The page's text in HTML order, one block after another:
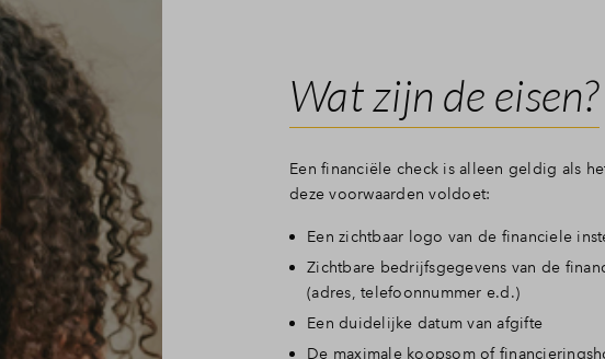
Wat zijn de eisen?
Een financiële check is alleen geldig als
deze voorwaarden voldoet:
Een zichtbaar logo van de financiele
Zichtbare bedrijfsgegevens van de
(adres, telefoonnummer e.d.)
Een duidelijke datum van afgifte
De maximale koopsom of